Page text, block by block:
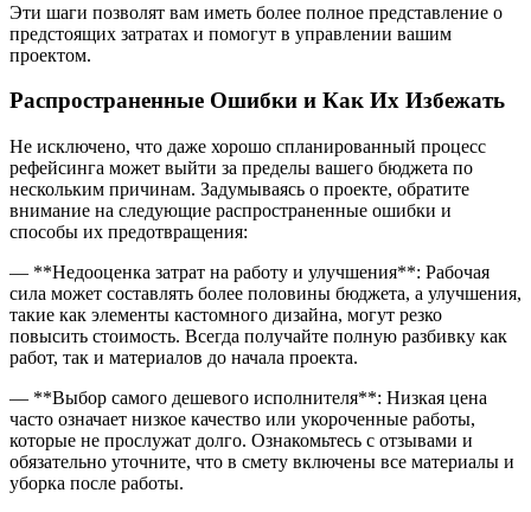
Эти шаги позволят вам иметь более полное представление о
предстоящих затратах и помогут в управлении вашим
проектом.
Распространенные Ошибки и Как Их Избежать
Не исключено, что даже хорошо спланированный процесс
рефейсинга может выйти за пределы вашего бюджета по
нескольким причинам. Задумываясь о проекте, обратите
внимание на следующие распространенные ошибки и
способы их предотвращения:
— **Недооценка затрат на работу и улучшения**: Рабочая
сила может составлять более половины бюджета, а улучшения,
такие как элементы кастомного дизайна, могут резко
повысить стоимость. Всегда получайте полную разбивку как
работ, так и материалов до начала проекта.
— **Выбор самого дешевого исполнителя**: Низкая цена
часто означает низкое качество или укороченные работы,
которые не прослужат долго. Ознакомьтесь с отзывами и
обязательно уточните, что в смету включены все материалы и
уборка после работы.